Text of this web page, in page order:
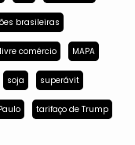
brasileiras
livre comércio MAPA
soja superávit
tarifaço de Trump